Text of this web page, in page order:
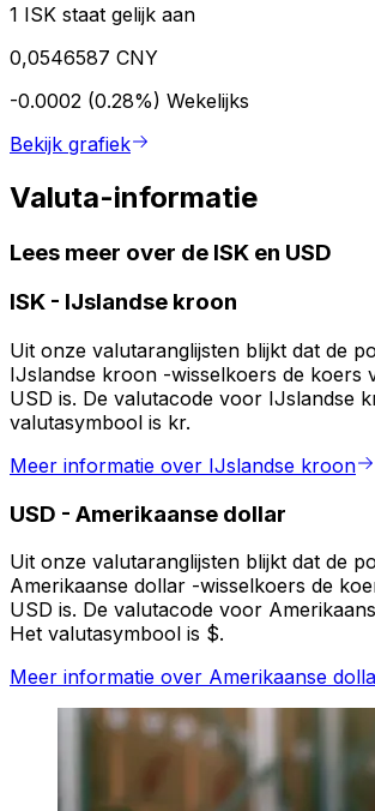
1 ISK staat gelijk aan
0,0546587 CNY
-0.0002 (0.28%) Wekelijks
Bekijk grafiek
Valuta-informatie
Lees meer over de ISK en USD
ISK - IJslandse kroon
Uit onze valutaranglijsten blijkt dat de
IJslandse kroon -wisselkoers de koers
USD is. De valutacode voor IJslandse
valutasymbool is kr.
Meer informatie over IJslandse kroon
USD - Amerikaanse dollar
Uit onze valutaranglijsten blijkt dat de
Amerikaanse dollar -wisselkoers de
USD is. De valutacode voor
Het valutasymbool is $.
Meer informatie over Amerikaanse